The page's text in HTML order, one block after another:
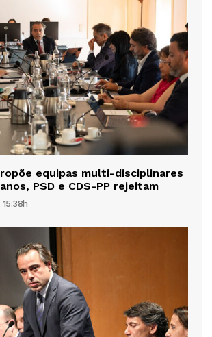
equipas multi-disciplinares
PSD e CDS-PP rejeitam